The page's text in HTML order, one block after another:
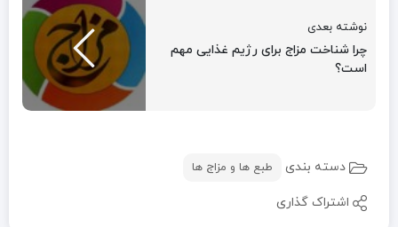
نوشته بعدی
چرا شناخت مزاج برای رژیم غذایی مهم
است؟
دسته بندی طبع ها و مزاج ها
اشتراک گذاری